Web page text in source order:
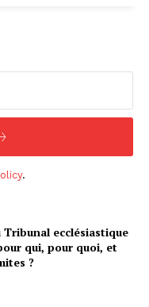
.
Tribunal ecclésiastique
qui, pour quoi, et
?